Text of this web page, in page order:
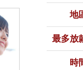
地
最多放
時